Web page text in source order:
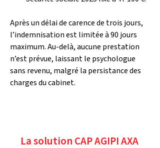
Après un délai de carence de trois jours,
l’indemnisation est limitée à 90 jours
maximum. Au-delà, aucune prestation
n’est prévue, laissant le psychologue
sans revenu, malgré la persistance des
charges du cabinet.
La solution CAP AGIPI AXA